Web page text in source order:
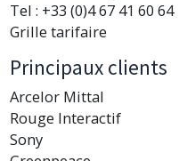
Tel : +33 (0)4 67 41 60 64
Grille tarifaire
Principaux clients
Arcelor Mittal
Rouge Interactif
Sony